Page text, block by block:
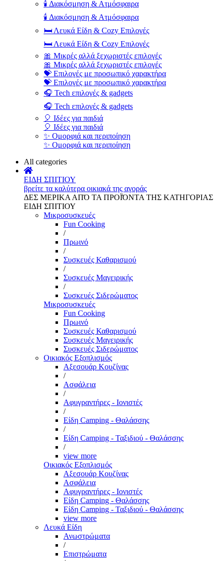
🕯️ Διακόσμηση & Ατμόσφαιρα
🕯️ Διακόσμηση & Ατμόσφαιρα
🛏️ Λευκά Είδη & Cozy Επιλογές
🛏️ Λευκά Είδη & Cozy Επιλογές
🎀 Μικρές αλλά ξεχωριστές επιλογές
🎀 Μικρές αλλά ξεχωριστές επιλογές
💝 Επιλογές με προσωπικό χαρακτήρα
💝 Επιλογές με προσωπικό χαρακτήρα
🎧 Tech επιλογές & gadgets
🎧 Tech επιλογές & gadgets
🎈 Ιδέες για παιδιά
🎈 Ιδέες για παιδιά
✨ Ομορφιά και περιποίηση
✨ Ομορφιά και περιποίηση
All categories
ΕΙΔΗ ΣΠΙΤΙΟΥ
βρείτε τα καλύτερα οικιακά της αγοράς
ΔΕΣ ΜΕΡΙΚΑ ΑΠΌ ΤΑ ΠΡΟΪΌΝΤΑ ΤΗΣ ΚΑΤΗΓΟΡΙΑΣ
ΕΙΔΗ ΣΠΙΤΙΟΥ
Μικροσυσκευές
Fun Cooking
/
Πρωινό
/
Συσκευές Καθαρισμού
/
Συσκευές Μαγειρικής
/
Συσκευές Σιδερώματος
Μικροσυσκευές
Fun Cooking
Πρωινό
Συσκευές Καθαρισμού
Συσκευές Μαγειρικής
Συσκευές Σιδερώματος
Οικιακός Εξοπλισμός
Αξεσουάρ Κουζίνας
/
Ασφάλεια
/
Αφυγραντήρες - Ιονιστές
/
Είδη Camping - Θαλάσσης
/
Είδη Camping - Ταξιδιού - Θαλάσσης
/
view more
Οικιακός Εξοπλισμός
Αξεσουάρ Κουζίνας
Ασφάλεια
Αφυγραντήρες - Ιονιστές
Είδη Camping - Θαλάσσης
Είδη Camping - Ταξιδιού - Θαλάσσης
view more
Λευκά Είδη
Ανωστρώματα
/
Επιστρώματα